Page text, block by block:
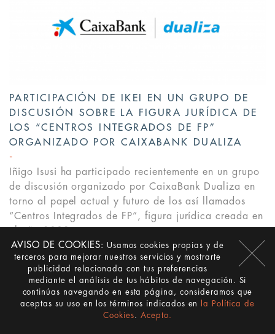
AVISO DE COOKIES:
Usamos cookies propias y de
terceros para mejorar nuestros servicios y mostrarte
publicidad relacionada con tus preferencias
mediante el análisis de tus hábitos de navegación. Si
continúas navegando en esta página, consideramos que
aceptas su uso en los términos indicados en
la Política de
Cookies. Acepto.
PARTICIPACIÓN DE IKEI EN UN GRUPO DE
DISCUSIÓN SOBRE LA FIGURA JURÍDICA DE
LOS “CENTROS INTEGRADOS DE FP”
ORGANIZADO POR CAIXABANK DUALIZA
Iñigo Isusi ha participado recientemente en un grupo
de discusión organizado por CaixaBank Dualiza en
torno al papel actual y futuro de los así llamados
“Centros Integrados de FP”, figura jurídica creada en
LEER MÁS>